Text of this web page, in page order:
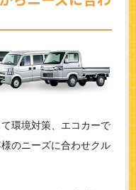
環境対策、エコカーで
のニーズに合わせクル